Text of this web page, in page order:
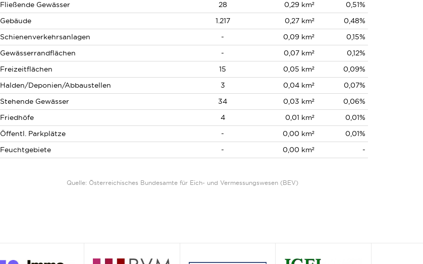
Fließende Gewässer
28 0,29 km²
0,51%
Gebäude
1.217 0,27 km²
0,48%
Schienenverkehrsanlagen
- 0,09 km²
0,15%
Gewässerrandflächen
- 0,07 km²
0,12%
Freizeitflächen
15 0,05 km²
0,09%
Halden/Deponien/Abbaustellen
3 0,04 km²
0,07%
Stehende Gewässer
34 0,03 km²
0,06%
Friedhöfe
4 0,01 km²
0,01%
Öffentl. Parkplätze
- 0,00 km²
0,01%
Feuchtgebiete
- 0,00 km² -
Quelle: Österreichisches Bundesamte für Eich- und Vermessungswesen (BEV)